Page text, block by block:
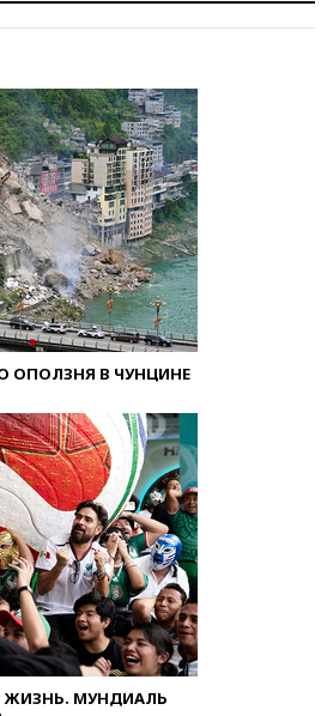
ОПОЛЗНЯ В ЧУНЦИНЕ
МУНДИАЛЬ